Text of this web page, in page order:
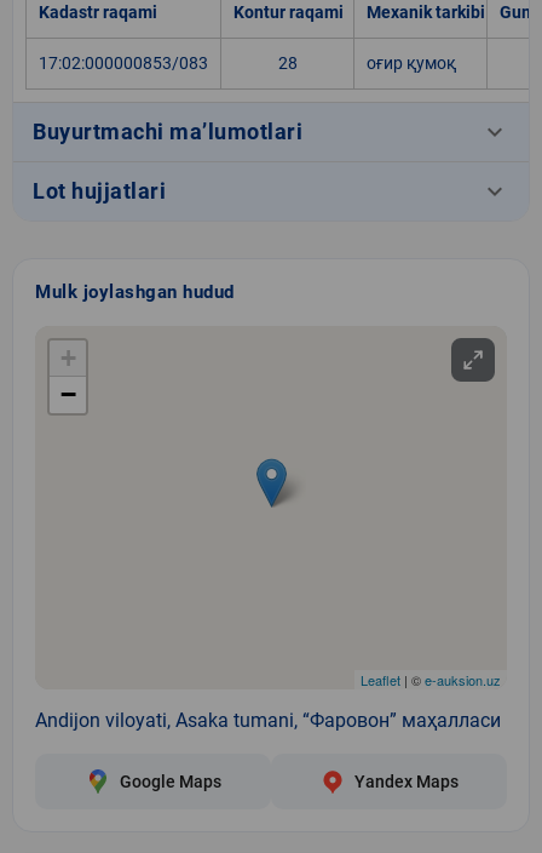
Kadastr raqami Kontur raqami Mexanik tarkibi
17:02:000000853/083 28 оғир қумоқ
Buyurtmachi ma’lumotlari keyboard_arrow_down
Lot hujjatlari keyboard_arrow_down
Mulk joylashgan hudud
+
−
Leaflet | ©e-auksion.uz
Andijon viloyati, Asaka tumani, “Фаровон” маҳалласи
Google Maps Yandex Maps